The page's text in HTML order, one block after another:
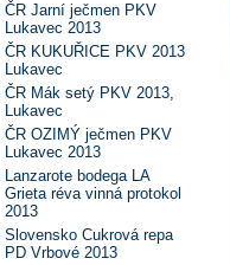
ČR Jarní ječmen PKV
Lukavec 2013
ČR KUKUŘICE PKV 2013
Lukavec
ČR Mák setý PKV 2013,
Lukavec
ČR OZIMÝ ječmen PKV
Lukavec 2013
Lanzarote bodega LA
Grieta réva vinná protokol
2013
Slovensko Cukrová repa
PD Vrbové 2013